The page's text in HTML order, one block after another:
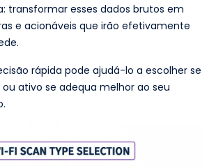
transformar esses dados brutos em
e acionáveis que irão efetivamente
rápida pode ajudá-lo a escolher se
ativo se adequa melhor ao seu